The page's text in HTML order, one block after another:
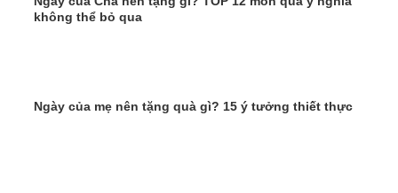
không thể bỏ qua
Ngày của mẹ nên tặng quà gì? 15 ý tưởng thiết thực